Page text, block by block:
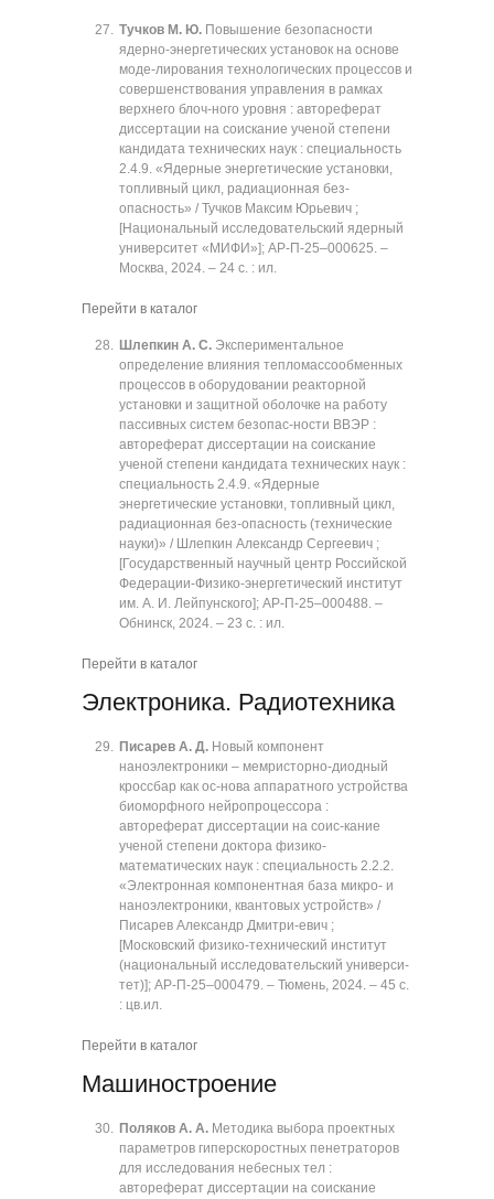
Тучков М. Ю. Повышение безопасности
ядерно-энергетических установок на основе
моде-лирования технологических процессов и
совершенствования управления в рамках
верхнего блоч-ного уровня : автореферат
диссертации на соискание ученой степени
кандидата технических наук : специальность
2.4.9. «Ядерные энергетические установки,
топливный цикл, радиационная без-
опасность» / Тучков Максим Юрьевич ;
[Национальный исследовательский ядерный
университет «МИФИ»]; АР-П-25‒000625. ‒
Москва, 2024. ‒ 24 с. : ил.
Перейти в каталог
Шлепкин А. С. Экспериментальное
определение влияния тепломассообменных
процессов в оборудовании реакторной
установки и защитной оболочке на работу
пассивных систем безопас-ности ВВЭР :
автореферат диссертации на соискание
ученой степени кандидата технических наук :
специальность 2.4.9. «Ядерные
энергетические установки, топливный цикл,
радиационная без-опасность (технические
науки)» / Шлепкин Александр Сергеевич ;
[Государственный научный центр Российской
Федерации-Физико-энергетический институт
им. А. И. Лейпунского]; АР-П-25‒000488. ‒
Обнинск, 2024. ‒ 23 с. : ил.
Перейти в каталог
Электроника. Радиотехника
Писарев А. Д. Новый компонент
наноэлектроники ‒ мемристорно-диодный
кроссбар как ос-нова аппаратного устройства
биоморфного нейропроцессора :
автореферат диссертации на соис-кание
ученой степени доктора физико-
математических наук : специальность 2.2.2.
«Электронная компонентная база микро- и
наноэлектроники, квантовых устройств» /
Писарев Александр Дмитри-евич ;
[Московский физико-технический институт
(национальный исследовательский универси-
тет)]; АР-П-25‒000479. ‒ Тюмень, 2024. ‒ 45 с.
: цв.ил.
Перейти в каталог
Машиностроение
Поляков А. А. Методика выбора проектных
параметров гиперскоростных пенетраторов
для исследования небесных тел :
автореферат диссертации на соискание